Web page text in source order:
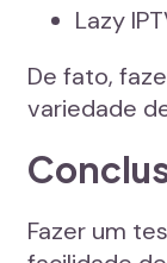
Lazy
De fato,
variedade
Fazer um